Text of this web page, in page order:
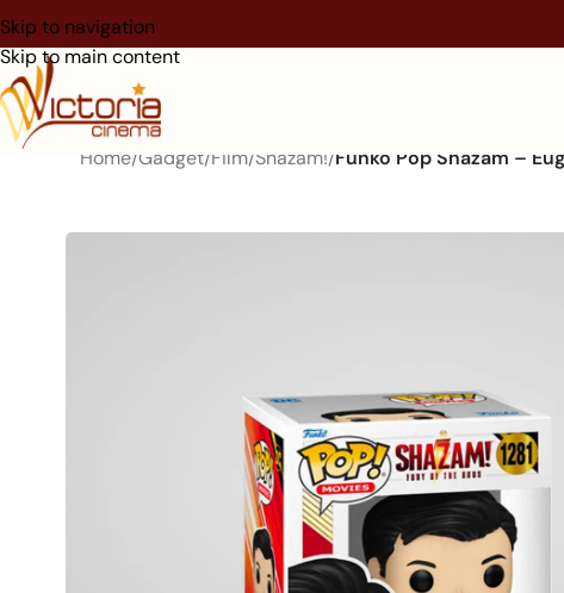
Skip to navigation
Skip to main content
Home/Gadget/Film/Shazam!/Funko Pop Shazam –